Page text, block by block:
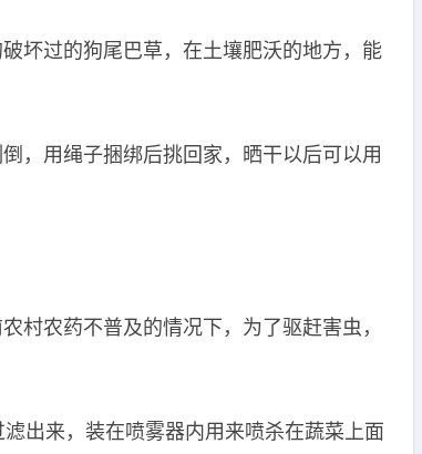
坏过的狗尾巴草，在土壤肥沃的地方，能
，用绳子捆绑后挑回家，晒干以后可以用
村农药不普及的情况下，为了驱赶害虫，
出来，装在喷雾器内用来喷杀在蔬菜上面